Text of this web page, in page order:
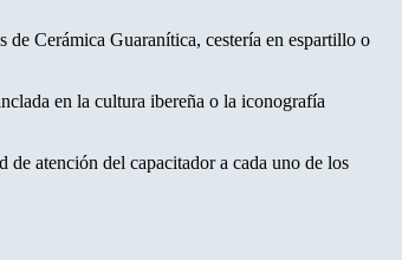
de Cerámica Guaranítica, cestería en espartillo o
en la cultura ibereña o la iconografía
atención del capacitador a cada uno de los